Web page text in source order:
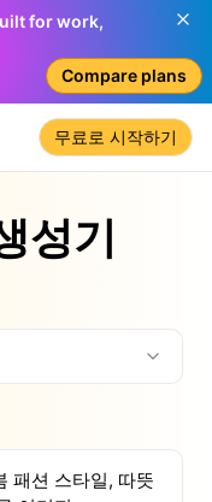
for work,
Compare plans
무료로 시작하기
성기